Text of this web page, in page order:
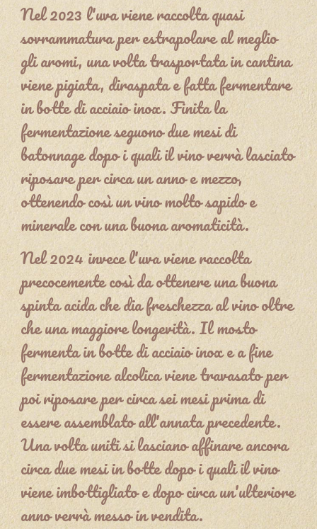
Nel 2023 l'uva viene raccolta quasi
sovrammatura per estrapolare al meglio
gli aromi, una volta trasportata in cantina
viene pigiata, diraspata e fatta fermentare
in botte di acciaio inox. Finita la
fermentazione seguono due mesi di
batonnage dopo i quali il vino verrà lasciato
riposare per circa un anno e mezzo,
ottenendo così un vino molto sapido e
minerale con una buona aromaticità.
Nel 2024 invece l'uva viene raccolta
precocemente così da ottenere una buona
spinta acida che dia freschezza al vino oltre
che una maggiore longevità. Il mosto
fermenta in botte di acciaio inox e a fine
fermentazione alcolica viene travasato per
poi riposare per circa sei mesi prima di
essere assemblato all'annata precedente.
Una volta uniti si lasciano affinare ancora
circa due mesi in botte dopo i quali il vino
viene imbottigliato e dopo circa un'ulteriore
anno verrà messo in vendita.